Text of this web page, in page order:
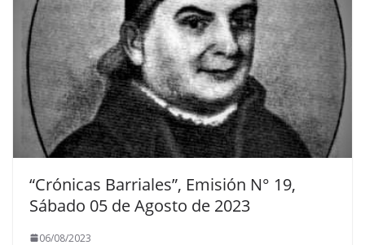
“Crónicas Barriales”, Emisión N° 19,
Sábado 05 de Agosto de 2023
06/08/2023